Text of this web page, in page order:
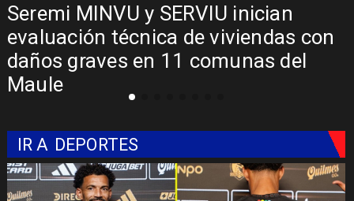
con
Fondo Orasmi entrega apoyo a
familia de Romeral para costear
alimentación especializada de
con Síndrome de Intestino Corto
IR A DEPORTES